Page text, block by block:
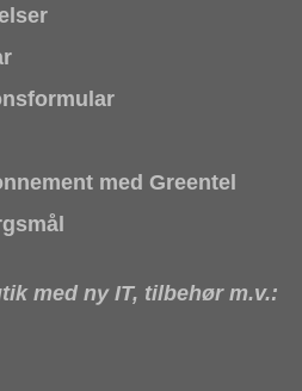
med Greentel
med ny IT, tilbehør m.v.: